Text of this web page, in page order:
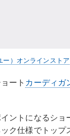
ー）オンラインストア
ート カーディガ
ントになるシ
ク仕様でトップ